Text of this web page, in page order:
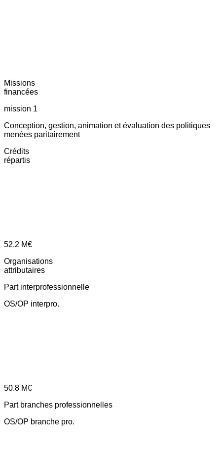
Missions
financées
mission 1
Conception, gestion, animation et évaluation des politiques
menées paritairement
Crédits
répartis
52.2 M€
Organisations
attributaires
Part interprofessionnelle
OS/OP interpro.
50.8 M€
Part branches professionnelles
OS/OP branche pro.